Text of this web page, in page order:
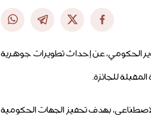
الحكومي، عن إحداث تطويرات جوهرية
للجائزة.
بهدف تحفيز الجهات الحكومية